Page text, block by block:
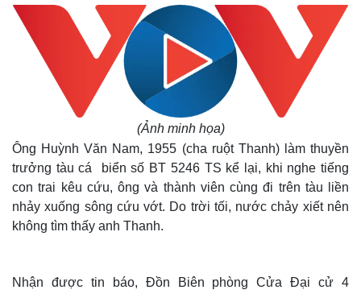
(Ảnh minh họa)
Ông Huỳnh Văn Nam, 1955 (cha ruột Thanh) làm thuyền
trưởng tàu cá biển số BT 5246 TS kể lại, khi nghe tiếng
con trai kêu cứu, ông và thành viên cùng đi trên tàu liền
nhảy xuống sông cứu vớt. Do trời tối, nước chảy xiết nên
không tìm thấy anh Thanh.
Nhận được tin báo, Đồn Biên phòng Cửa Đại cử 4